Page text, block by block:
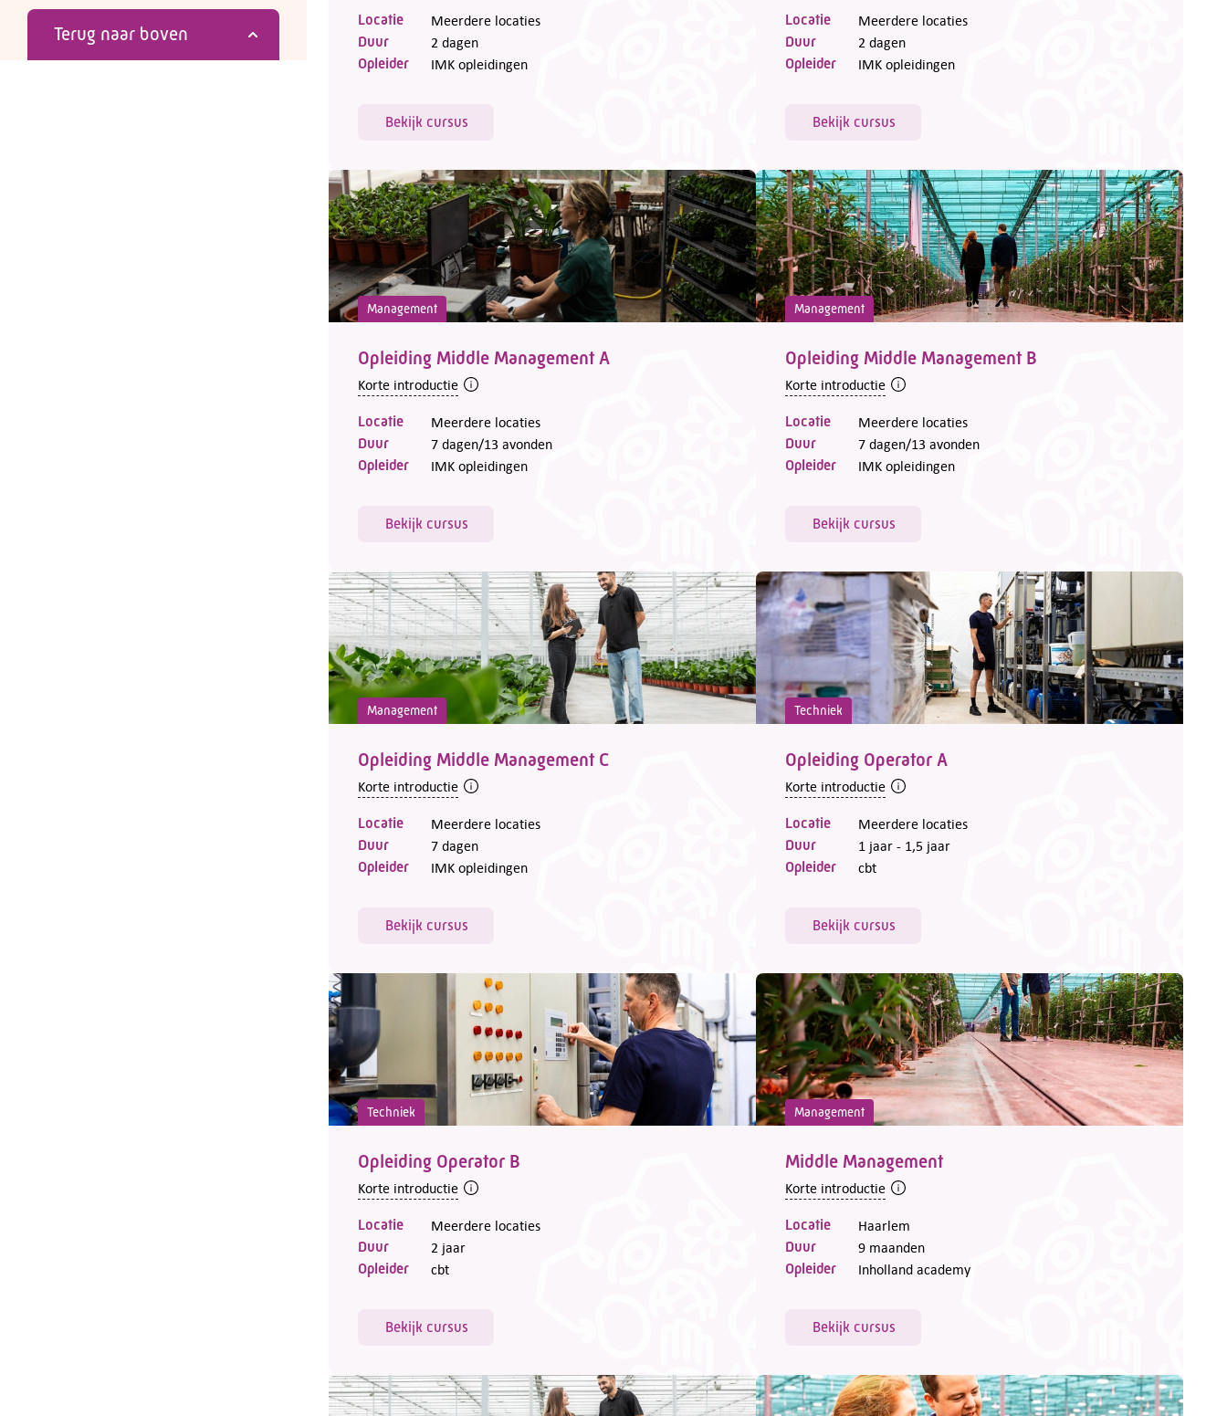
Terug naar boven
Locatie Meerdere locaties
Duur 2 dagen
Opleider IMK opleidingen
Bekijk cursus
Locatie Meerdere locaties
Duur 2 dagen
Opleider IMK opleidingen
Bekijk cursus
Management
Opleiding Middle Management A
Korte introductie
Locatie Meerdere locaties
Duur 7 dagen/13 avonden
Opleider IMK opleidingen
Bekijk cursus
Management
Opleiding Middle Management B
Korte introductie
Locatie Meerdere locaties
Duur 7 dagen/13 avonden
Opleider IMK opleidingen
Bekijk cursus
Management
Opleiding Middle Management C
Korte introductie
Locatie Meerdere locaties
Duur 7 dagen
Opleider IMK opleidingen
Bekijk cursus
Techniek
Opleiding Operator A
Korte introductie
Locatie Meerdere locaties
Duur 1 jaar - 1,5 jaar
Opleider cbt
Bekijk cursus
Techniek
Opleiding Operator B
Korte introductie
Locatie Meerdere locaties
Duur 2 jaar
Opleider cbt
Bekijk cursus
Management
Middle Management
Korte introductie
Locatie Haarlem
Duur 9 maanden
Opleider Inholland academy
Bekijk cursus